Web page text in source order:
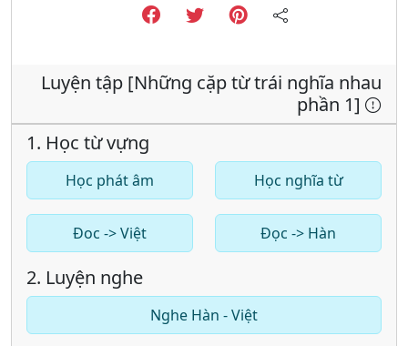
Luyện tập [Những cặp từ trái nghĩa nhau
phần 1]
1. Học từ vựng
Học phát âm Học nghĩa từ
Đoc -> Việt Đọc -> Hàn
2. Luyện nghe
Nghe Hàn - Việt